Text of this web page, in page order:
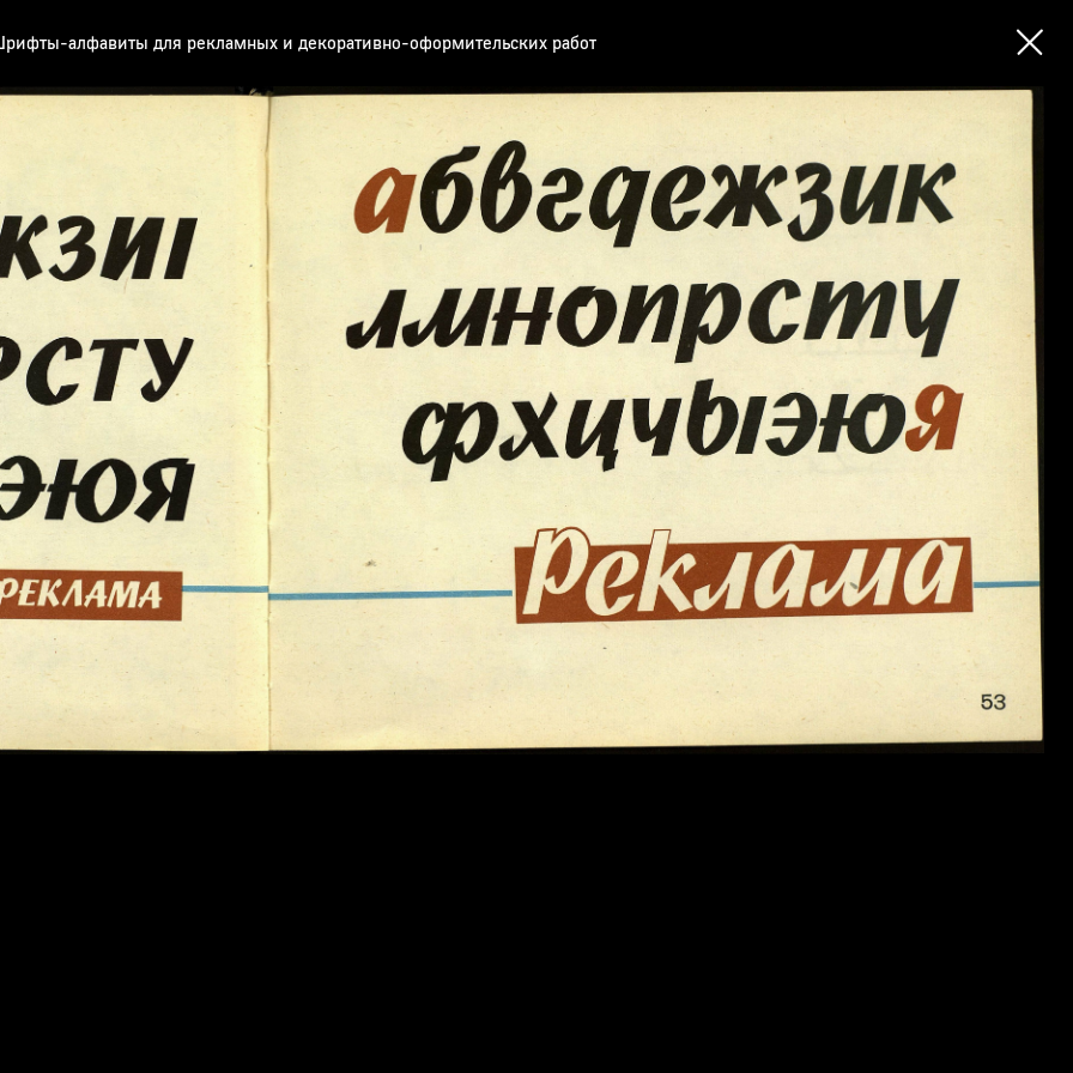
алфавиты для рекламных и декоративно-оформительских работ